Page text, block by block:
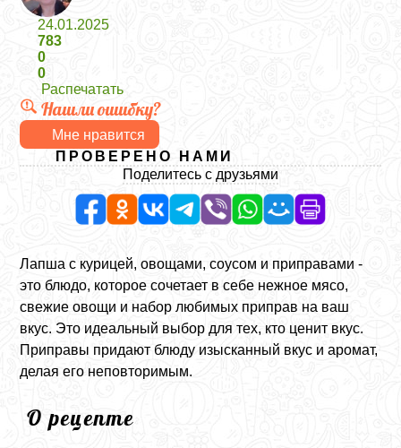
24.01.2025
783
0
0
Распечатать
Нашли ошибку?
Мне нравится
ПРОВЕРЕНО НАМИ
Поделитесь с друзьями
Лапша с курицей, овощами, соусом и приправами -
это блюдо, которое сочетает в себе нежное мясо,
свежие овощи и набор любимых приправ на ваш
вкус. Это идеальный выбор для тех, кто ценит вкус.
Приправы придают блюду изысканный вкус и аромат,
делая его неповторимым.
О рецепте